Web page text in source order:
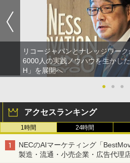
リコージャパンとナレッジワー
6000人の実践ノウハウを生かし
H」を展開へ
●
● ●
アクセスランキング
1時間 24時間
NECのAIマーケティング「
製造・流通・小売企業・広告代理